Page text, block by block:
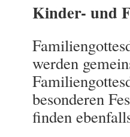
Kinder- und
werden
besonderen
finden